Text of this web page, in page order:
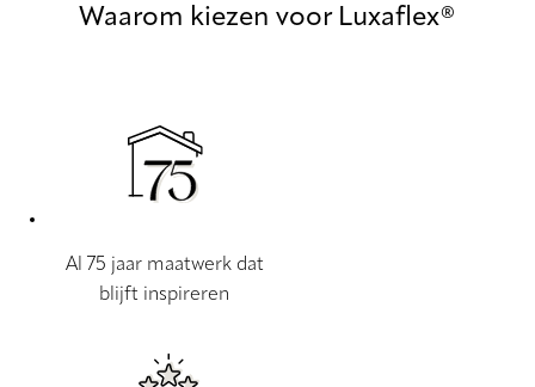
Waarom kiezen voor Luxaflex®
Al 75 jaar maatwerk dat
blijft inspireren